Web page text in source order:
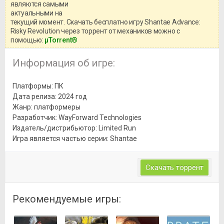
являются самыми
актуальными на
текущий момент. Скачать бесплатно игру Shantae Advance:
Risky Revolution через торрент от механиков можно с
помощью: μTorrent®
Информация об игре:
Платформы: ПК
Дата релиза: 2024 год
Жанр: платформеры
Разработчик: WayForward Technologies
Издатель/дистрибьютор: Limited Run
Игра является частью серии: Shantae
Скачать торрент
Рекомендуемые игры: